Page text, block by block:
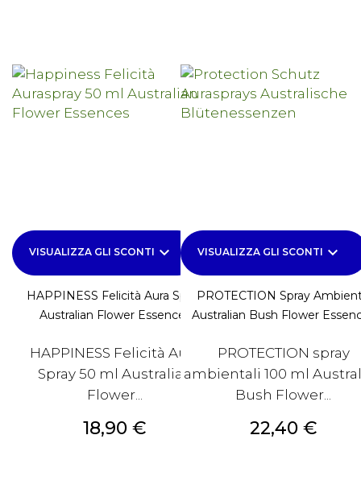
VISUALIZZA GLI SCONTI keyboard_arrow_down
HAPPINESS Felicità Aura Spray
Australian Flower Essences
HAPPINESS Felicità Aura
Spray 50 ml Australian
Flower...
Prezzo
18,90 €
VISUALIZZA GLI SCONTI keyboard_arrow_down
PROTECTION Spray
Australian Bush Flower
PROTECTION spray
ambientali 100 ml
Bush Flower...
Prezzo
22,40 €